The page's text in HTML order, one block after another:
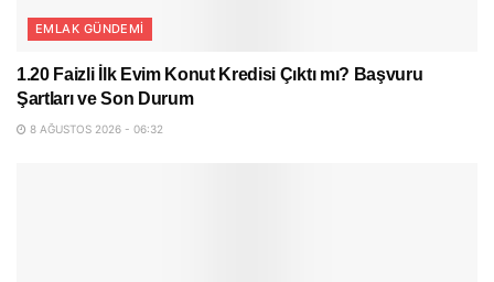
EMLAK GÜNDEMI
1.20 Faizli İlk Evim Konut Kredisi Çıktı mı? Başvuru
Şartları ve Son Durum
8 AĞUSTOS 2026 - 06:32